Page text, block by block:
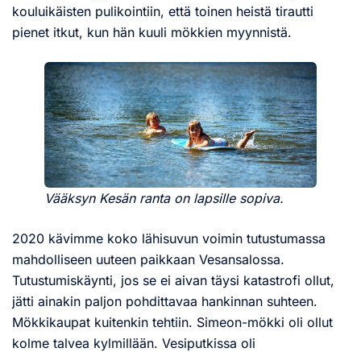
kouluikäisten pulikointiin, että toinen heistä tirautti
pienet itkut, kun hän kuuli mökkien myynnistä.
Vääksyn Kesän ranta on lapsille sopiva.
2020 kävimme koko lähisuvun voimin tutustumassa
mahdolliseen uuteen paikkaan Vesansalossa.
Tutustumiskäynti, jos se ei aivan täysi katastrofi ollut,
jätti ainakin paljon pohdittavaa hankinnan suhteen.
Mökkikaupat kuitenkin tehtiin. Simeon-mökki oli ollut
kolme talvea kylmillään. Vesiputkissa oli